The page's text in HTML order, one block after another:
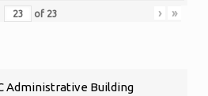
of 23 › »
Administrative Building